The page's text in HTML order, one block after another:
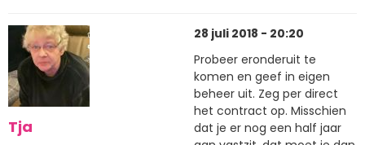
Tja
28 juli 2018 - 20:20
Probeer eronderuit te
komen en geef in eigen
beheer uit. Zeg per direct
het contract op. Misschien
dat je er nog een half jaar